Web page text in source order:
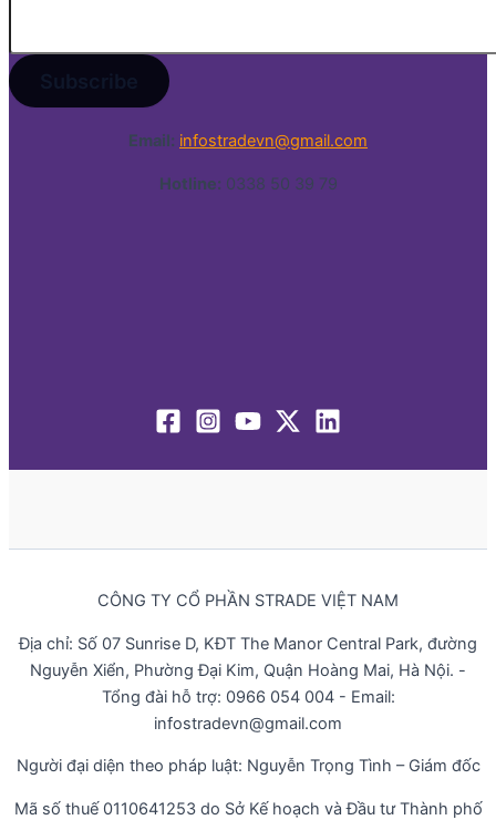
Email: infostradevn@gmail.com
Hotline: 0338 50 39 79
CÔNG TY CỔ PHẦN STRADE VIỆT NAM
Địa chỉ: Số 07 Sunrise D, KĐT The Manor Central Park, đường
Nguyễn Xiển, Phường Đại Kim, Quận Hoàng Mai, Hà Nội. -
Tổng đài hỗ trợ: 0966 054 004 - Email:
infostradevn@gmail.com
Người đại diện theo pháp luật: Nguyễn Trọng Tình – Giám đốc
Mã số thuế 0110641253 do Sở Kế hoạch và Đầu tư Thành phố